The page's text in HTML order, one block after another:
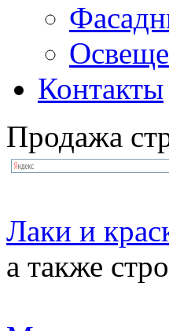
Контакты
Продажа
Лаки и
а также